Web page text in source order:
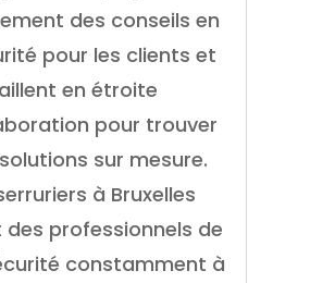
des conseils en
pour les clients et
en étroite
pour trouver
sur mesure.
à Bruxelles
des professionnels de
constamment à